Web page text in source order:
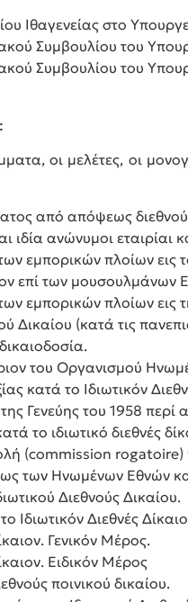
Ιθαγενείας στο
Συμβουλίου του
Συμβουλίου του
οι μελέτες, οι
από απόψεως
ανώνυμοι εταιρίαι
εμπορικών πλοίων εις
επί των μουσουλμάνων
εμπορικών πλοίων εις
Δικαίου (κατά τις
του Οργανισμού
κατά το Ιδιωτικόν
Γενεύης του 1958
το ιδιωτικό διεθνές
(commission rogatoire)
των Ηνωμένων Εθνών
Διεθνούς Δικαίου.
Ιδιωτικόν Διεθνές
Γενικόν Μέρος.
Ειδικόν Μέρος
ποινικού δικαίου.